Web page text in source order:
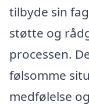
tilbyde sin
støtte og
processen.
følsomme
medfølelse